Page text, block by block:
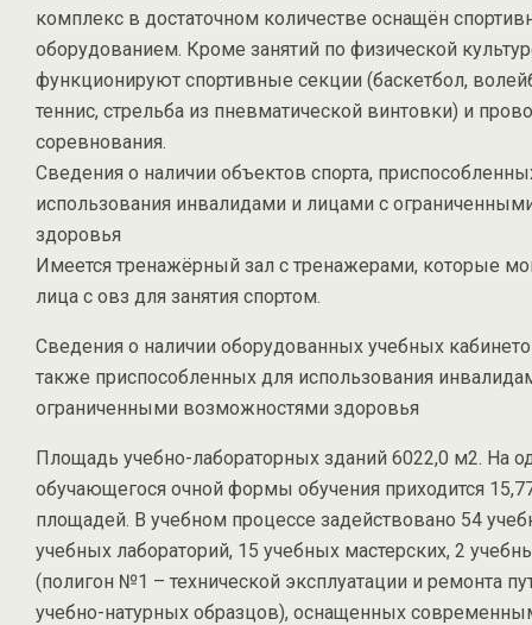
комплекс в достаточном количестве оснащён
оборудованием. Кроме занятий по физической
функционируют спортивные секции (баскетбол,
теннис, стрельба из пневматической винтовки) и
соревнования.
Сведения о наличии объектов спорта,
использования инвалидами и лицами с
здоровья
Имеется тренажёрный зал с тренажерами, которые
лица с овз для занятия спортом.
Сведения о наличии оборудованных учебных
также приспособленных для использования
ограниченными возможностями здоровья
Площадь учебно-лабораторных зданий 6022,0 м2. На
обучающегося очной формы обучения приходится
площадей. В учебном процессе задействовано 54
учебных лабораторий, 15 учебных мастерских, 2
(полигон №1 – технической эксплуатации и ремонта
учебно-натурных образцов), оснащенных